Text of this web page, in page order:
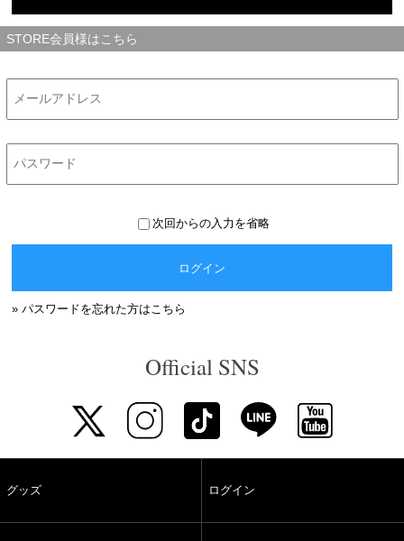
STORE会員様はこちら
次回からの入力を省略
ログイン
» パスワードを忘れた方はこちら
Official SNS
グッズ ログイン